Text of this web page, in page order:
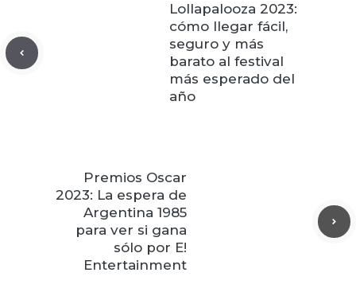
Lollapalooza 2023:
cómo llegar fácil,
seguro y más
barato al festival
más esperado del
año
Premios Oscar
2023: La espera de
Argentina 1985
para ver si gana
sólo por E!
Entertainment